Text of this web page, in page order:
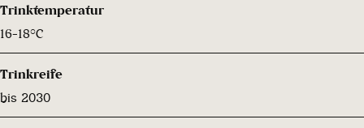
Trinktemperatur
16-18°C
Trinkreife
bis 2030